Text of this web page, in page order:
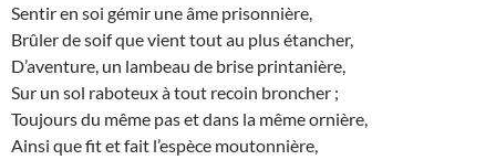
Sentir en soi gémir une âme prisonnière,
Brûler de soif que vient tout au plus étancher,
D’aventure, un lambeau de brise printanière,
Sur un sol raboteux à tout recoin broncher ;
Toujours du même pas et dans la même ornière,
Ainsi que fit et fait l’espèce moutonnière,